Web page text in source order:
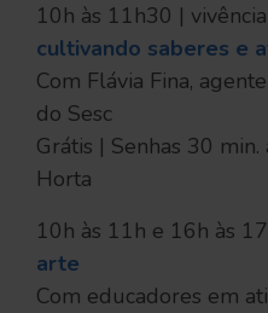
10h às 11h30 |
cultivando saberes e
Com Flávia Fina,
do Sesc
Grátis | Senhas 30
Horta
10h às 11h e 16h às
arte
Com educadores em